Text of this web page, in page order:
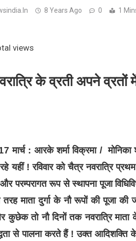
8 Years Ago 0 1
views
के व्रती अपने व्रतों
मार्च : आरके शर्मा विक्रमा /
यहीं ! रविवार को चैत्र नवरात्रि
और परम्परागत रूप से स्थापना पूजा
तरह माता दुर्गा के नौ रूपों की पूजा
कुछेक तो नौ दिनों तक नवरात्रि
से पालना करते हैं ! उक्त आदिशक्ति